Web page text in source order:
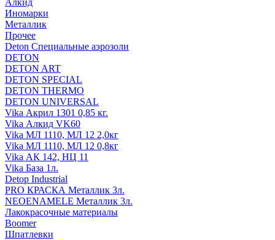
Алкид
Иномарки
Металлик
Прочее
Deton Специальные аэрозоли
DETON
DETON ART
DETON SPECIAL
DETON THERMO
DETON UNIVERSAL
Vika Акрил 1301 0,85 кг.
Vika Алкид VK60
Vika МЛ 1110, МЛ 12 2,0кг
Vika МЛ 1110, МЛ 12 0,8кг
Vika АК 142, НЦ 11
Vika База 1л.
Detop Industrial
PRO КРАСКА Металлик 3л.
NEOENAMELE Металлик 3л.
Лакокрасочные материалы
Boomer
Шпатлевки